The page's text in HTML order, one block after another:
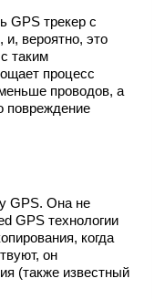
GPS трекер с
и, вероятно, это
таким
процесс
проводов, а
повреждение
GPS. Она не
GPS технологии
когда
он
(также известный